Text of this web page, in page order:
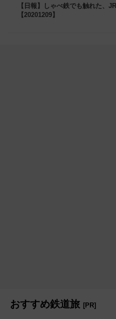
【日報】しゃべ鉄でも触れた、
【20201209】
おすすめ鉄道旅 [PR]